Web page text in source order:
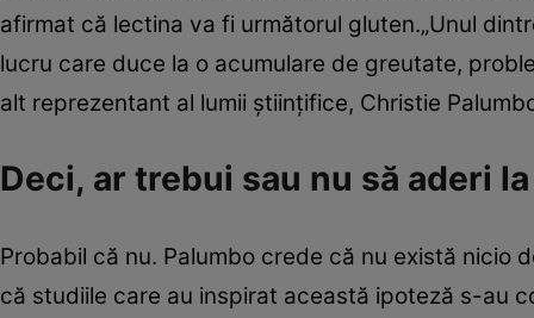
afirmat că lectina va fi următorul gluten.„Unul
lucru care duce la o acumulare de greutate,
alt reprezentant al lumii ştiinţifice, Christie
Deci, ar trebui sau nu să aderi
Probabil că nu. Palumbo crede că nu există nicio
că studiile care au inspirat această ipoteză s-au